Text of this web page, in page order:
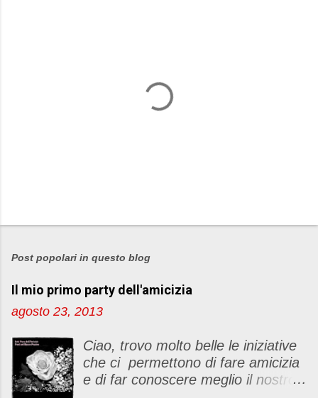
P
s
a
u
c
o
m
m
Post popolari in questo blog
Il mio primo party dell'amicizia
agosto 23, 2013
Ciao, trovo molto belle le iniziative
che ci permettono di fare amicizia
e di far conoscere meglio il nostro